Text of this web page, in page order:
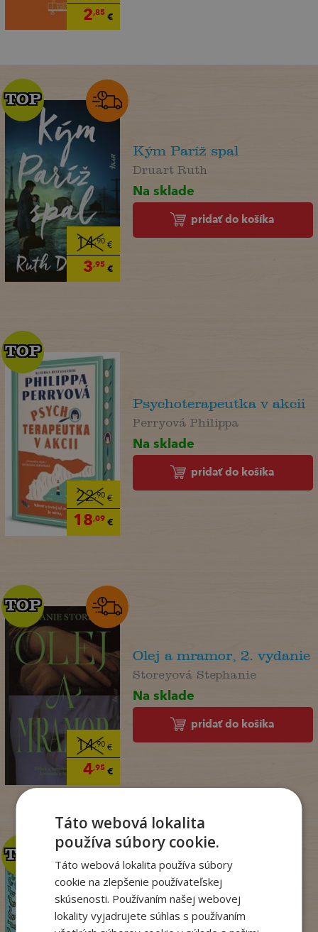
2,85€
14,90€
3,95€
TOP
TOP
Kým Paríž spal
Druart Ruth
Na sklade
pridať do košíka
22,90€
18,09€
TOP
TOP
Psychoterapeutka v akcii
Perryová Philippa
Na sklade
pridať do košíka
14,90€
4,95€
TOP
TOP
Olej a mramor, 2. vydanie
Storeyová Stephanie
Na sklade
pridať do košíka
TOP
TOP
Dogman. Larva 22 (8)
Dav Pilkey
Táto webová lokalita
používa súbory cookie.
Táto webová lokalita používa súbory
cookie na zlepšenie používateľskej
skúsenosti. Používaním našej webovej
lokality vyjadrujete súhlas s používaním